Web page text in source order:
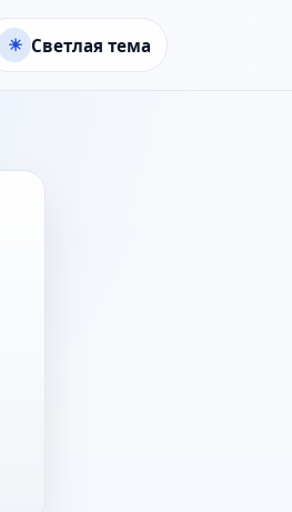
Светлая тема